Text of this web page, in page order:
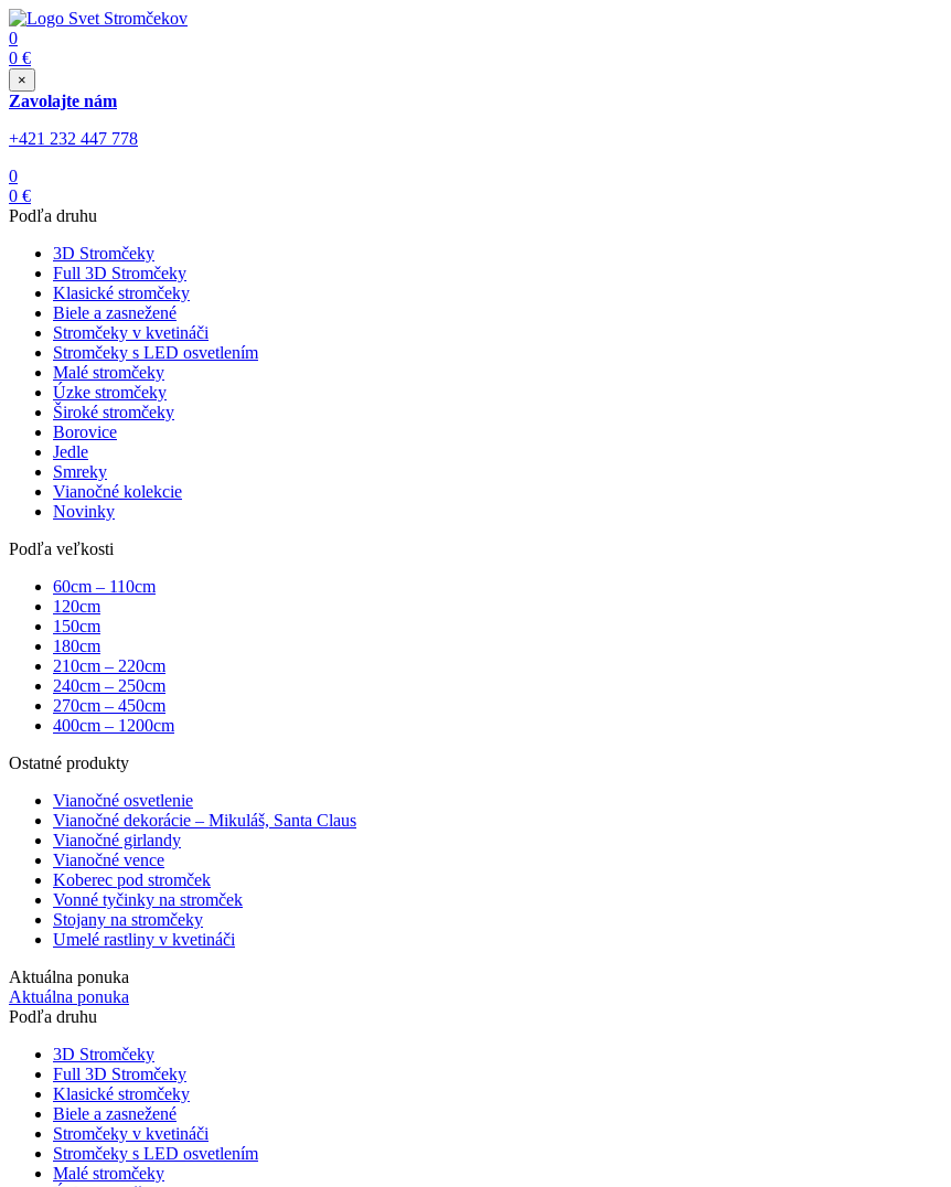
0
0 €
×
Zavolajte nám
+421 232 447 778
0
0 €
Podľa druhu
3D Stromčeky
Full 3D Stromčeky
Klasické stromčeky
Biele a zasnežené
Stromčeky v kvetináči
Stromčeky s LED osvetlením
Malé stromčeky
Úzke stromčeky
Široké stromčeky
Borovice
Jedle
Smreky
Vianočné kolekcie
Novinky
Podľa veľkosti
60cm – 110cm
120cm
150cm
180cm
210cm – 220cm
240cm – 250cm
270cm – 450cm
400cm – 1200cm
Ostatné produkty
Vianočné osvetlenie
Vianočné dekorácie – Mikuláš, Santa Claus
Vianočné girlandy
Vianočné vence
Koberec pod stromček
Vonné tyčinky na stromček
Stojany na stromčeky
Umelé rastliny v kvetináči
Aktuálna ponuka
Aktuálna ponuka
Podľa druhu
3D Stromčeky
Full 3D Stromčeky
Klasické stromčeky
Biele a zasnežené
Stromčeky v kvetináči
Stromčeky s LED osvetlením
Malé stromčeky